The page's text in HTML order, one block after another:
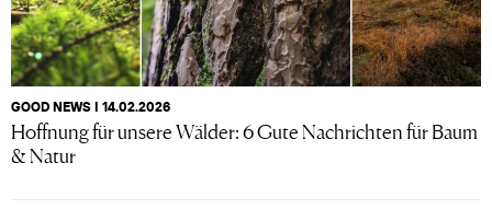
GOOD NEWS I 14.02.2026
Hoffnung für unsere Wälder: 6 Gute Nachrichten für Baum
& Natur